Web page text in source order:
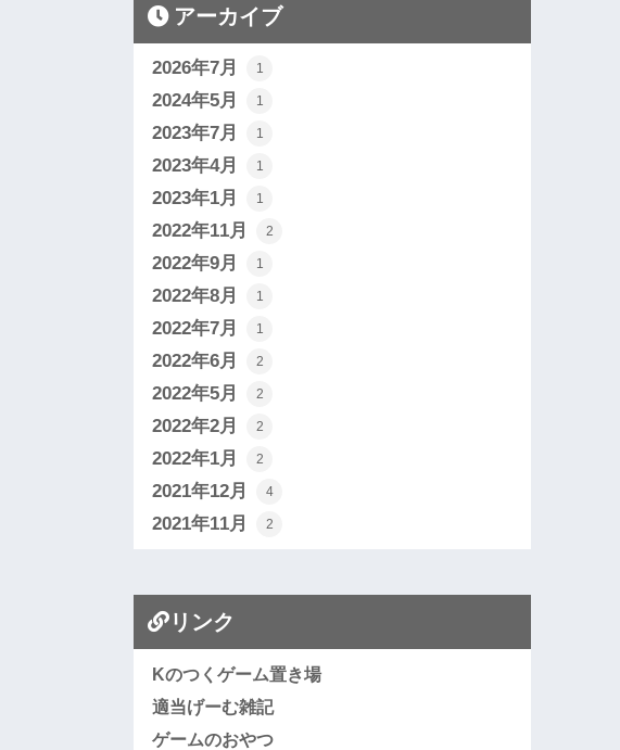
アーカイブ
2026年7月 1
2024年5月 1
2023年7月 1
2023年4月 1
2023年1月 1
2022年11月 2
2022年9月 1
2022年8月 1
2022年7月 1
2022年6月 2
2022年5月 2
2022年2月 2
2022年1月 2
2021年12月 4
2021年11月 2
リンク
Kのつくゲーム置き場
適当げーむ雑記
ゲームのおやつ